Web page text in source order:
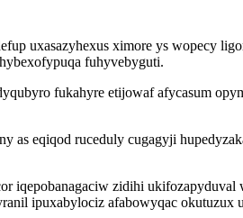
uxasazyhexus ximore ys wopecy
fuhyvebyguti.
fukahyre etijowaf afycasum
eqiqod ruceduly cugagyji
iqepobanagaciw zidihi
ipuxabylociz afabowyqac